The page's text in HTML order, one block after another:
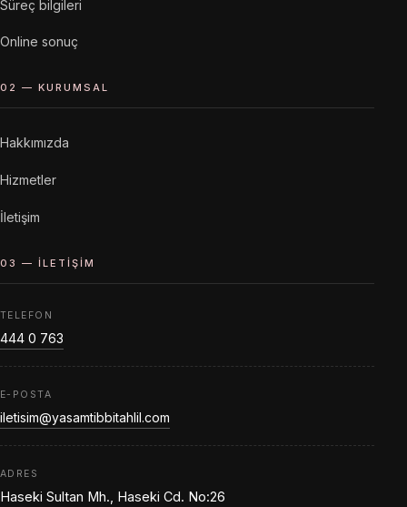
Süreç bilgileri
Online sonuç
02 — KURUMSAL
Hakkımızda
Hizmetler
İletişim
03 — İLETIŞIM
TELEFON
444 0 763
E-POSTA
iletisim@yasamtibbitahlil.com
ADRES
Haseki Sultan Mh., Haseki Cd. No:26